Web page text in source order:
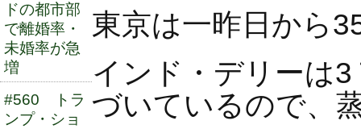
ドの都市部
で離婚率・
未婚率が急
増
#560 トラ
ンプ・ショ
東京は一昨日から
インド・デリーは
づいているので、